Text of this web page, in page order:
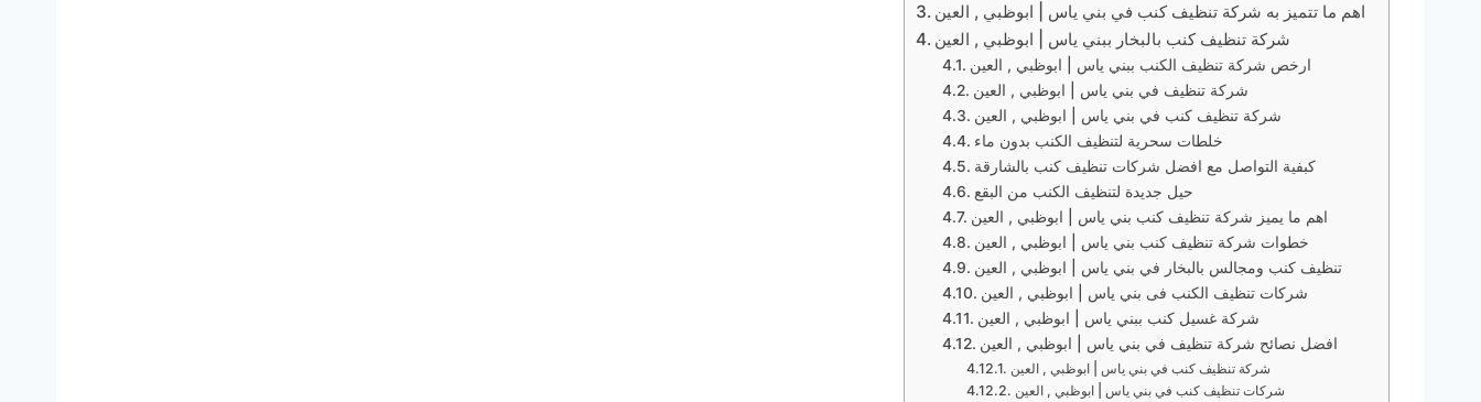
اهم ما تتميز به شركة تنظيف كنب في بني ياس | ابوظبي , العين
شركة تنظيف كنب بالبخار ببني ياس | ابوظبي , العين
ارخص شركة تنظيف الكنب ببني ياس | ابوظبي , العين
شركة تنظيف في بني ياس | ابوظبي , العين
شركة تنظيف كنب في بني ياس | ابوظبي , العين
خلطات سحرية لتنظيف الكنب بدون ماء
كبفية التواصل مع افضل شركات تنظيف كنب بالشارقة
حيل جديدة لتنظيف الكنب من البقع
اهم ما يميز شركة تنظيف كنب بني ياس | ابوظبي , العين
خطوات شركة تنظيف كنب بني ياس | ابوظبي , العين
تنظيف كنب ومجالس بالبخار في بني ياس | ابوظبي , العين
شركات تنظيف الكنب فى بني ياس | ابوظبي , العين
شركة غسيل كنب ببني ياس | ابوظبي , العين
افضل نصائح شركة تنظيف في بني ياس | ابوظبي , العين
شركة تنظيف كنب في بني ياس | ابوظبي , العين
شركات تنظيف كنب في بني ياس | ابوظبي , العين